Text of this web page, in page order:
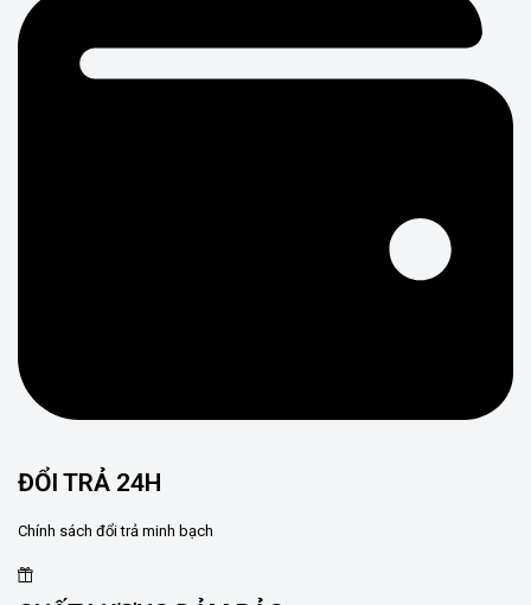
ĐỔI TRẢ 24H
Chính sách đổi trả minh bạch